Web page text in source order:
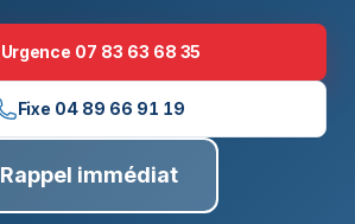
Urgence 07 83 63 68 35
Fixe 04 89 66 91 19
Rappel immédiat